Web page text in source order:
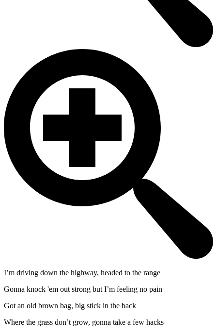
I’m driving down the highway, headed to the range
Gonna knock 'em out strong but I’m feeling no pain
Got an old brown bag, big stick in the back
Where the grass don’t grow, gonna take a few hacks